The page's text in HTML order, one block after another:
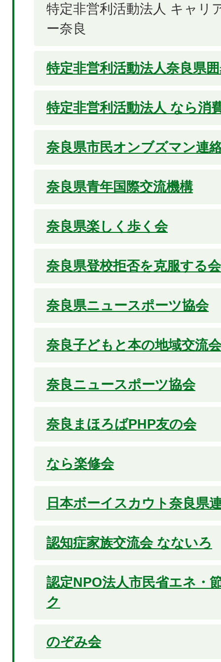
特定非営利活動法人 キャリ
ー奈良
特定非営利活動法人奈良県
特定非営利活動法人 なら消
奈良県市民オンブズマン連
奈良県青年国際交流機構
奈良県楽しく歩く会
奈良県登校拒否を克服する会
奈良県ニュースポーツ協会
奈良子どもと本の地域交流会
奈良ニュースポーツ協会
奈良まほろばPHP友の会
なら楽修会
日本ボーイスカウト奈良県
認知症家族交流会 なないろ
認定NPO法人市民省エネ・
ク
のぞみ会